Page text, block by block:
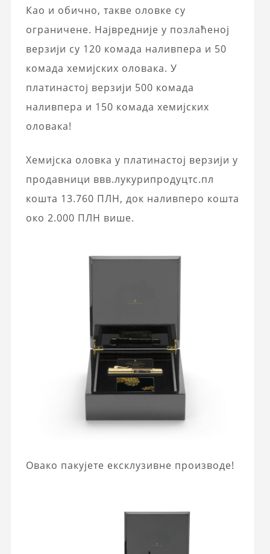
Као и обично, такве оловке су
ограничене. Највредније у позлаћеној
верзији су 120 комада наливпера и 50
комада хемијских оловака. У
платинастој верзији 500 комада
наливпера и 150 комада хемијских
оловака!
Хемијска оловка у платинастој верзији у
продавници ввв.лукурипродуцтс.пл
кошта 13.760 ПЛН, док наливперо кошта
око 2.000 ПЛН више.
Овако пакујете ексклузивне производе!